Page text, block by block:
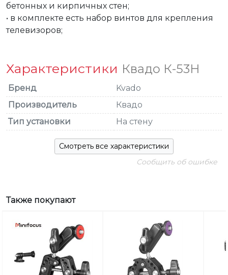
бетонных и кирпичных стен;
• в комплекте есть набор винтов для крепления
телевизоров;
Характеристики Квадо К-53Н
Бренд
Kvado
Производитель
Квадо
Тип установки
На стену
Смотреть все характеристики
Сообщить об ошибке
Также покупают